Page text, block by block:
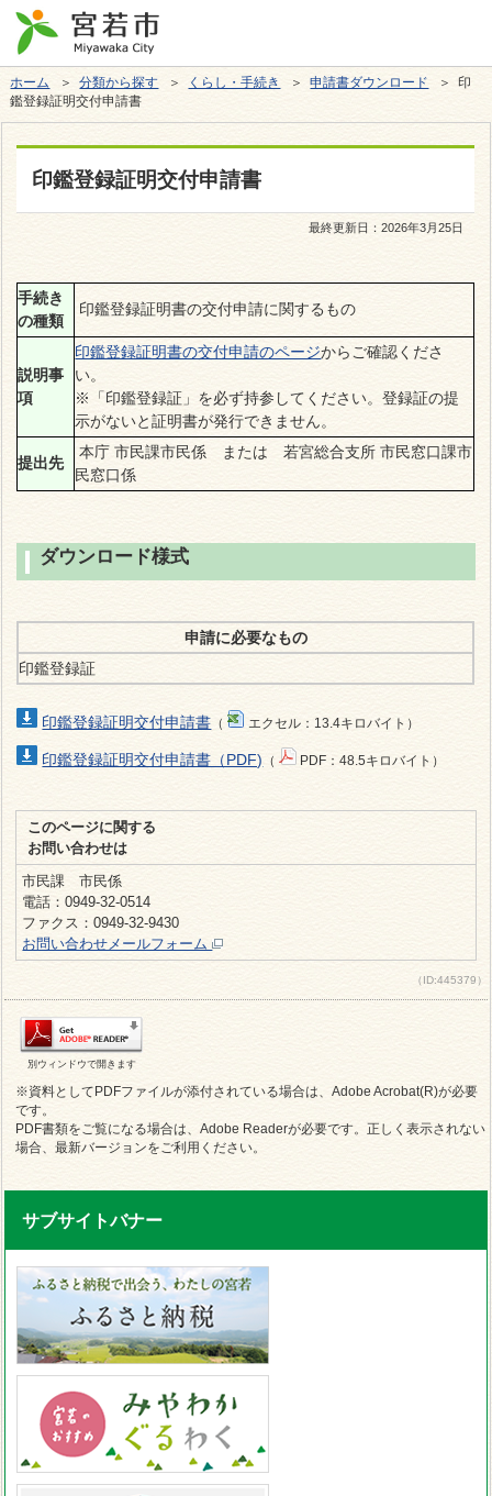
ホーム ＞分類から探す ＞ くらし・手続き ＞申請書ダウンロード
＞ 印
鑑登録証明交付申請書
印鑑登録証明交付申請書
最終更新日：2026年3月25日
手続き
の種類
印鑑登録証明書の交付申請に関するもの
説明事
項
印鑑登録証明書の交付申請のページからご確認くださ
い。
※「印鑑登録証」を必ず持参してください。登録証の提
示がないと証明書が発行できません。
提出先
本庁 市民課市民係 または 若宮総合支所 市民窓口課市
民窓口係
ダウンロード様式
申請に必要なもの
印鑑登録証
印鑑登録証明交付申請書 （ エクセル：13.4キロバイト）
印鑑登録証明交付申請書（PDF) （ PDF：48.5キロバイト）
このページに関する
お問い合わせは
市民課 市民係
電話：0949-32-0514
ファクス：0949-32-9430
お問い合わせメールフォーム
（ID:445379）
別ウィンドウで開きます
※資料としてPDFファイルが添付されている場合は、Adobe Acrobat(R)が必要
です。
PDF書類をご覧になる場合は、Adobe Readerが必要です。正しく表示されない
場合、最新バージョンをご利用ください。
サブサイトバナー